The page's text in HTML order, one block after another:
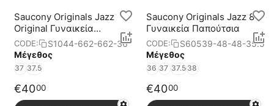
Saucony Originals Jazz
Original Γυναικεία
Παπούτσια
CODE:
S1044-662-662-36
Μέγεθος
37 37.5
€4000
Saucony Originals Jazz 81
Γυναικεία Παπούτσια
CODE:
S60539-48-48-35.5
Μέγεθος
36 37 37.5 38
€4000